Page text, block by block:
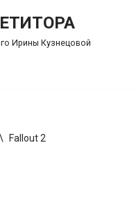
Ирины Кузнецовой
\ Fallout 2